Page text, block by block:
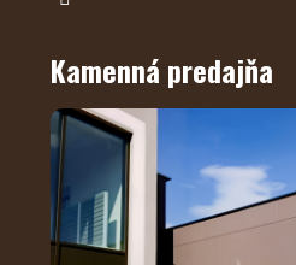
Kamenná predajňa